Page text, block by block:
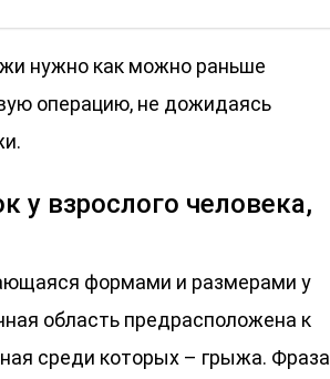
нужно как можно раньше
операцию, не дожидаясь
у взрослого человека,
формами и размерами у
область предрасположена к
среди которых – грыжа. Фраза